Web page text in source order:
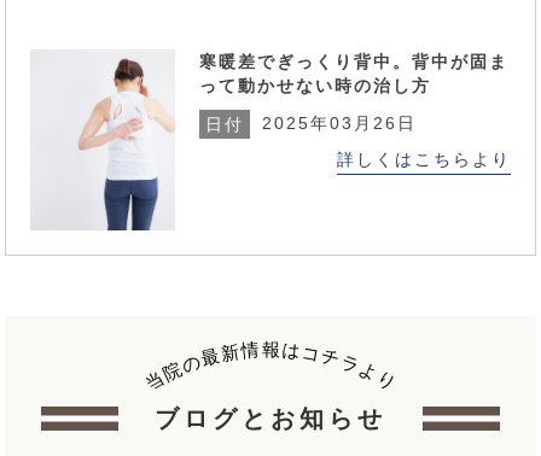
寒暖差でぎっくり背中。背中が固ま
って動かせない時の治し方
日付
2025年03月26日
詳しくはこちらより
当院の最新情報はコ チラより
ブログとお知らせ